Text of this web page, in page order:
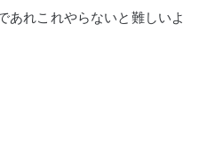
あれこれやらないと難しいよ